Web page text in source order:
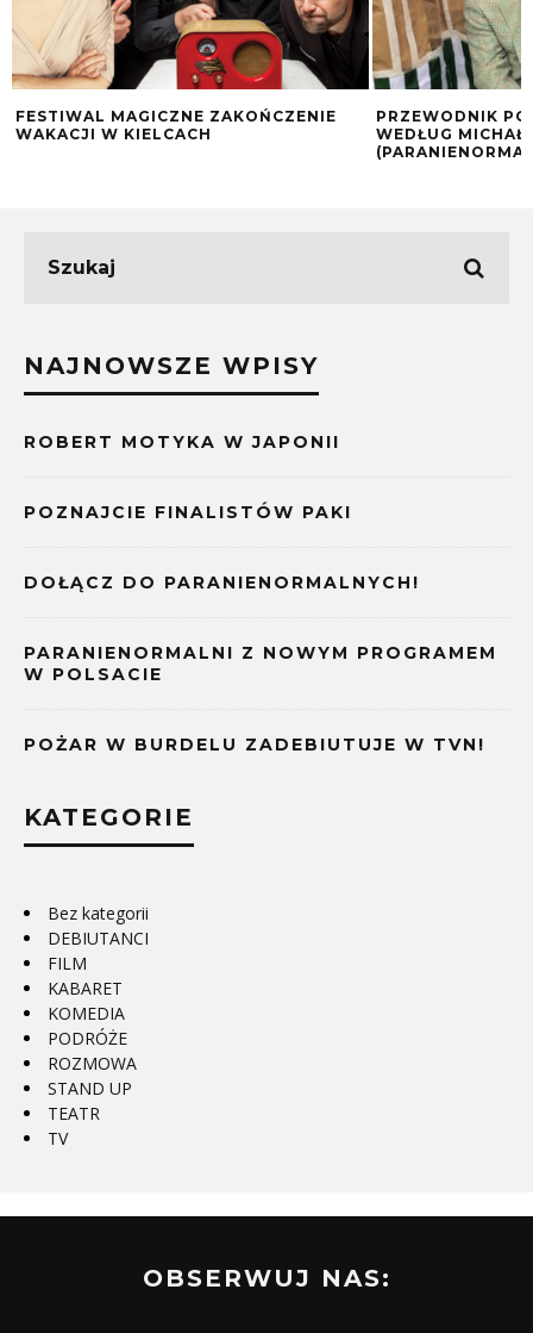
FESTIWAL MAGICZNE ZAKOŃCZENIE
WAKACJI W KIELCACH
PRZEWODNIK
WEDŁUG
NAJNOWSZE WPISY
ROBERT MOTYKA W JAPONII
POZNAJCIE FINALISTÓW PAKI
DOŁĄCZ DO PARANIENORMALNYCH!
PARANIENORMALNI Z NOWYM PROGRAMEM
W POLSACIE
POŻAR W BURDELU ZADEBIUTUJE W TVN!
KATEGORIE
Bez kategorii
DEBIUTANCI
FILM
KABARET
KOMEDIA
PODRÓŻE
ROZMOWA
STAND UP
TEATR
TV
OBSERWUJ NAS: